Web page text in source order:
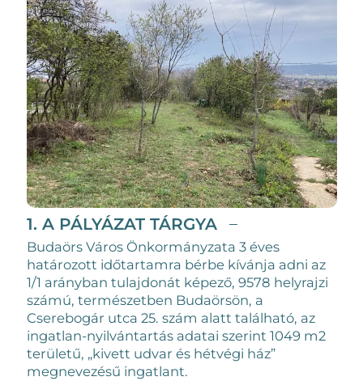
1. A PÁLYÁZAT TÁRGYA
Budaörs Város Önkormányzata 3 éves
határozott időtartamra bérbe kívánja adni az
1/1 arányban tulajdonát képező, 9578 helyrajzi
számú, természetben Budaörsön, a
Cserebogár utca 25. szám alatt található, az
ingatlan-nyilvántartás adatai szerint 1049 m2
területű, „kivett udvar és hétvégi ház”
megnevezésű ingatlant.